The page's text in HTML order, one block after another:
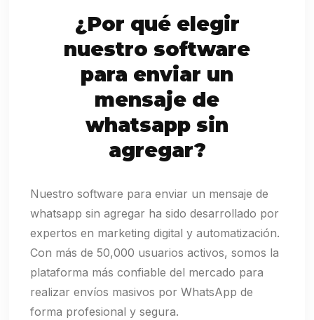
¿Por qué elegir
nuestro software
para enviar un
mensaje de
whatsapp sin
agregar?
Nuestro software para enviar un mensaje de
whatsapp sin agregar ha sido desarrollado por
expertos en marketing digital y automatización.
Con más de 50,000 usuarios activos, somos la
plataforma más confiable del mercado para
realizar envíos masivos por WhatsApp de
forma profesional y segura.